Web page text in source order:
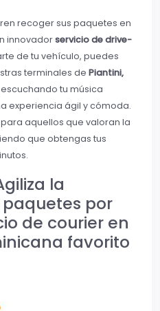
recoger sus paquetes en
innovadorservicio de drive-
de tu vehículo, puedes
terminales de Piantini,
escuchando tu música
experiencia ágil y cómoda.
aquellos que valoran la
que obtengas tus
la
por
de courier en
favorito